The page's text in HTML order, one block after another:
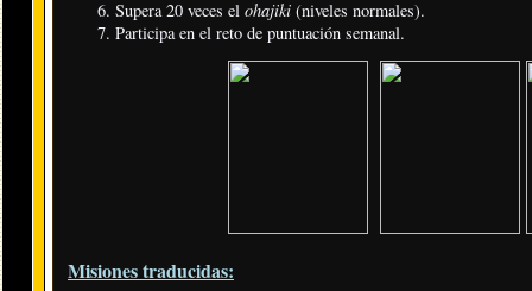
Supera 20 veces el ohajiki (niveles normales).
Participa en el reto de puntuación semanal.
Misiones traducidas: